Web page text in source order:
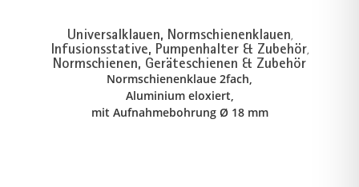
Universalklauen, Normschienenklauen,
Infusionsstative, Pumpenhalter & Zubehör,
Normschienen, Geräteschienen & Zubehör
Normschienenklaue 2fach,
Aluminium eloxiert,
mit Aufnahmebohrung Ø 18 mm